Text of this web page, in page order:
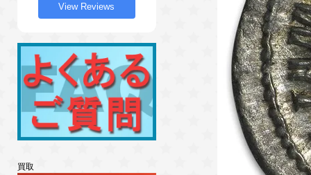
View Reviews
買取